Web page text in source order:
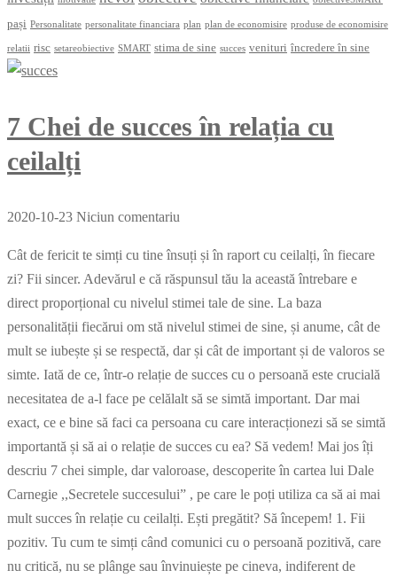
pași Personalitate personalitate financiara plan plan de economisire produse de economisire
relatii risc setareobiective SMART stima de sine succes venituri încredere în sine
7 Chei de succes în relația cu
ceilalți
2020-10-23 Niciun comentariu
Cât de fericit te simți cu tine însuți și în raport cu ceilalți, în fiecare
zi? Fii sincer. Adevărul e că răspunsul tău la această întrebare e
direct proporțional cu nivelul stimei tale de sine. La baza
personalității fiecărui om stă nivelul stimei de sine, și anume, cât de
mult se iubește și se respectă, dar și cât de important și de valoros se
simte. Iată de ce, într-o relație de succes cu o persoană este crucială
necesitatea de a-l face pe celălalt să se simtă important. Dar mai
exact, ce e bine să faci ca persoana cu care interacționezi să se simtă
importantă și să ai o relație de succes cu ea? Să vedem! Mai jos îți
descriu 7 chei simple, dar valoroase, descoperite în cartea lui Dale
Carnegie ,,Secretele succesului” , pe care le poți utiliza ca să ai mai
mult succes în relație cu ceilalți. Ești pregătit? Să începem! 1. Fii
pozitiv. Tu cum te simți când comunici cu o persoană pozitivă, care
nu critică, nu se plânge sau învinuiește pe cineva, indiferent de